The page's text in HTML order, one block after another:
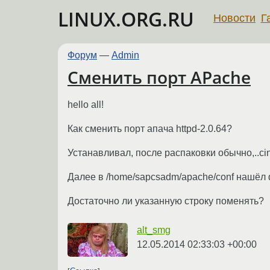
LINUX.ORG.RU Новости
Форум — Admin
Сменить порт APache
hello all!
Как сменить порт апача httpd-2.0.64?
Устанавливал, после распаковки
Далее в /home/sapcsadm/apache/conf нашёл
Достаточно ли указанную строку поменять?
alt_smg
12.05.2014 02:33:03 +00:00